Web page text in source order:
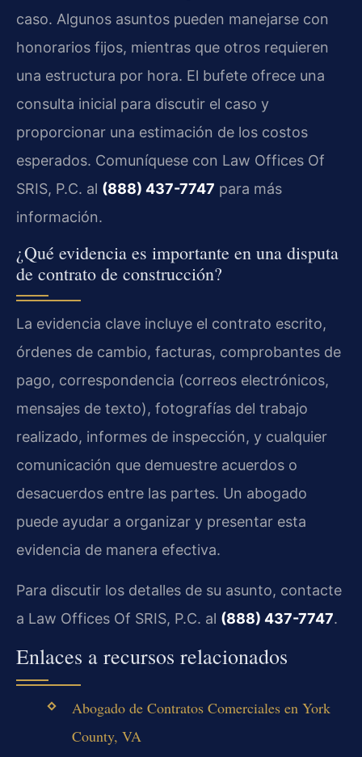
caso. Algunos asuntos pueden manejarse con
honorarios fijos, mientras que otros requieren
una estructura por hora. El bufete ofrece una
consulta inicial para discutir el caso y
proporcionar una estimación de los costos
esperados. Comuníquese con Law Offices Of
SRIS, P.C. al (888) 437-7747 para más
información.
¿Qué evidencia es importante en una disputa
de contrato de construcción?
La evidencia clave incluye el contrato escrito,
órdenes de cambio, facturas, comprobantes de
pago, correspondencia (correos electrónicos,
mensajes de texto), fotografías del trabajo
realizado, informes de inspección, y cualquier
comunicación que demuestre acuerdos o
desacuerdos entre las partes. Un abogado
puede ayudar a organizar y presentar esta
evidencia de manera efectiva.
Para discutir los detalles de su asunto, contacte
a Law Offices Of SRIS, P.C. al (888) 437-7747.
Enlaces a recursos relacionados
Abogado de Contratos Comerciales en York
County, VA